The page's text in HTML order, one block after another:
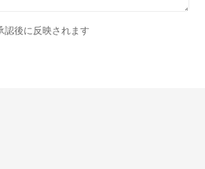
後に反映されます